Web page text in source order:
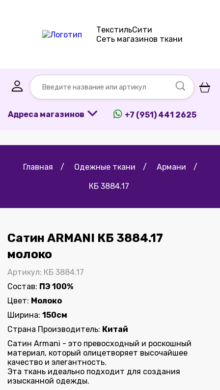
ТекстильСити
Сеть магазинов ткани
Адреса магазинов +7 (951) 441 2625
Главная / Одежные ткани / Армани /
КБ 3884.17
Сатин ARMANI КБ 3884.17
молоко
Артикул: КБ 3884.17
Состав: ПЭ 100%
Цвет: Молоко
Ширина: 150см
Страна Производитель: Китай
Сатин Armani - это превосходный и роскошный
материал, который олицетворяет высочайшее
качество и элегантность.
Эта ткань идеально подходит для создания
изысканной одежды.